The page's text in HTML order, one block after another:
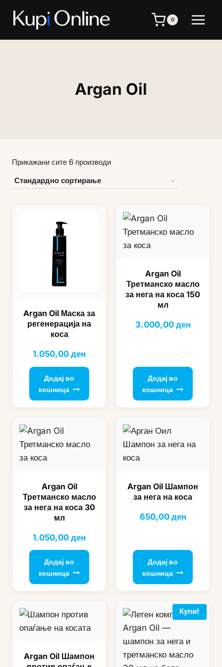
0
Argan Oil
Прикажани сите 6 производи
Argan Oil Маска за
регенерација на
коса
1.050,00 ден
Додај во
кошница
Argan Oil
Третманско масло
за нега на коса 150
мл
3.000,00 ден
Додај во
кошница
Argan Oil
Третманско масло
за нега на коса 30
мл
1.050,00 ден
Додај во
кошница
Argan Oil Шампон
за нега на коса
650,00 ден
Додај во
кошница
Argan Oil Шампон
Купи!